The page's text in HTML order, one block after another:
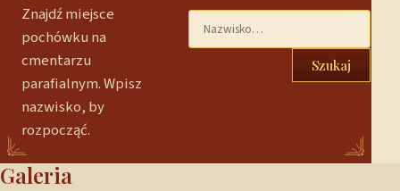
Znajdź miejsce
pochówku na
cmentarzu
parafialnym. Wpisz
nazwisko, by
rozpocząć.
Szukaj
Galeria